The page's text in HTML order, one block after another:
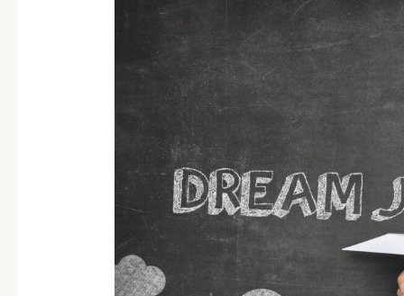
Unabhängigkeit:
Traumberuf